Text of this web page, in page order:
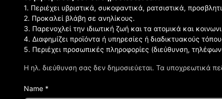
Η ηλ. διεύθυνση σας δεν δημοσιεύεται. Τα υποχρεωτικά
1. Περιέχει υβριστικά, συκοφαντικά, ρατσιστικά,
2. Προκαλεί βλάβη σε ανηλίκους.
3. Παρενοχλεί την ιδιωτική ζωή και τα ατομικά και
4. Διαφημίζει προϊόντα ή υπηρεσίες ή διαδικτυακούς
5. Περιέχει προσωπικές πληροφορίες (διεύθυνση,
Name *